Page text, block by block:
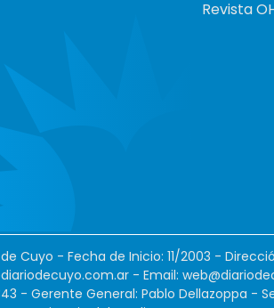
Revista
Cuyo - Fecha de Inicio: 11/2003 -
- Email:
- Gerente General: Pablo Dellazoppa -